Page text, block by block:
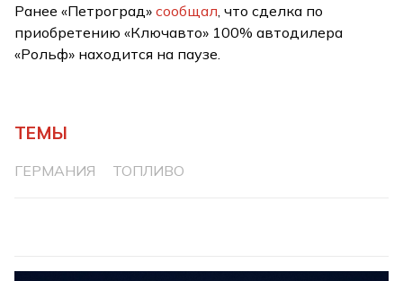
Ранее «Петроград»сообщал, что сделка по
приобретению «Ключавто» 100% автодилера
«Рольф» находится на паузе.
ТЕМЫ
ГЕРМАНИЯ ТОПЛИВО